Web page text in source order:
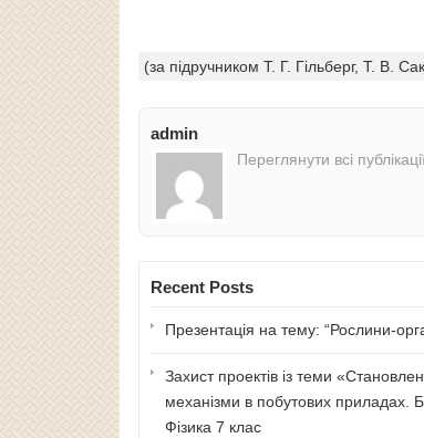
(за підручником Т. Г. Гільберг, Т. В.
admin
Переглянути всі
Recent Posts
Презентація на тему: “Рослини-
Захист проектів із теми
механізми в побутових приладах.
Фізика 7 клас